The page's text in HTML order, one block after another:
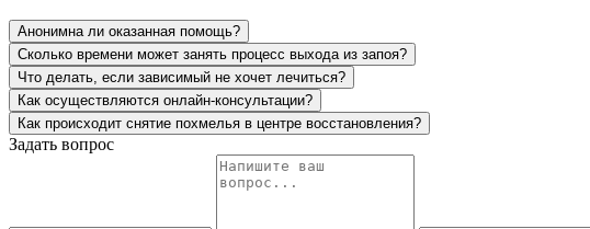
Анонимна ли оказанная помощь?
Сколько времени может занять процесс выхода из запоя?
Что делать, если зависимый не хочет лечиться?
Как осуществляются онлайн-консультации?
Как происходит снятие похмелья в центре восстановления?
Задать вопрос